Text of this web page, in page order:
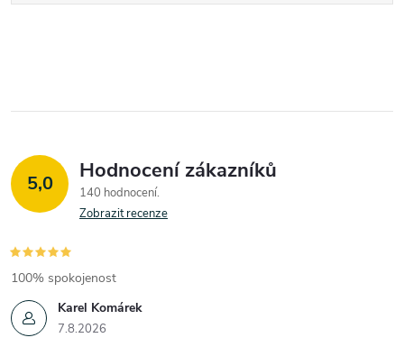
5,0 Hodnocení zákazníků
140 hodnocení
Zobrazit recenze
Karel Komárek
7.8.2026
100% spokojenost